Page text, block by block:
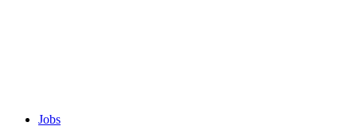
Jobs